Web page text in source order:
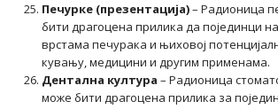
Печурке (презентација)– Радионица
бити драгоцена прилика да појединци
врстама печурака и њиховој
кувању, медицини и другим применама.
Дентална култура – ​​Радионица
може бити драгоцена прилика за